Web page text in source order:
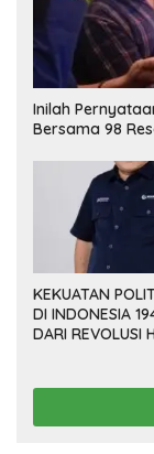
Inilah
Bersama 98
KEKUATAN
DI INDONESIA
DARI REVOLUSI